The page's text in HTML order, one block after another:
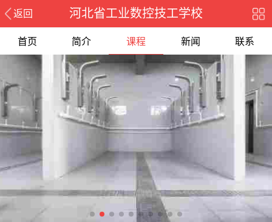
返回 河北省工业数控技工学校
首页 简介 课程 新闻 联系